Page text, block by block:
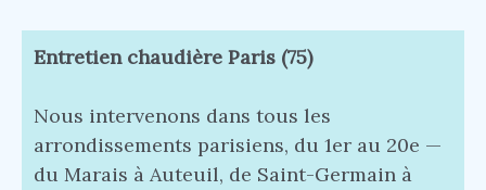
Entretien chaudière Paris (75)
Nous intervenons dans tous les
arrondissements parisiens, du 1er au 20e —
du Marais à Auteuil, de Saint-Germain à